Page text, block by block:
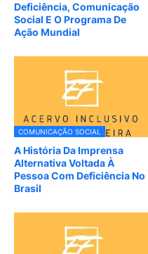
Deficiência, Comunicação
Social E O Programa De
Ação Mundial
COMUNICAÇÃO SOCIAL
A História Da Imprensa
Alternativa Voltada À
Pessoa Com Deficiência No
Brasil